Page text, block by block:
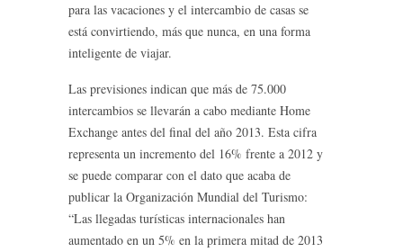
para las vacaciones y el intercambio de casas se
está convirtiendo, más que nunca, en una forma
inteligente de viajar.
Las previsiones indican que más de 75.000
intercambios se llevarán a cabo mediante Home
Exchange antes del final del año 2013. Esta cifra
representa un incremento del 16% frente a 2012 y
se puede comparar con el dato que acaba de
publicar la Organización Mundial del Turismo:
“Las llegadas turísticas internacionales han
aumentado en un 5% en la primera mitad de 2013